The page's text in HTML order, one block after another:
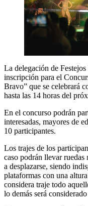
La delegación de
inscripción para el
Bravo” que se celebrará
hasta las 14 horas del
En el concurso podrán
interesadas, mayores de
10 participantes.
Los trajes de los
caso podrán llevar
a desplazarse, siendo
plataformas con una
considera traje todo
lo demás será